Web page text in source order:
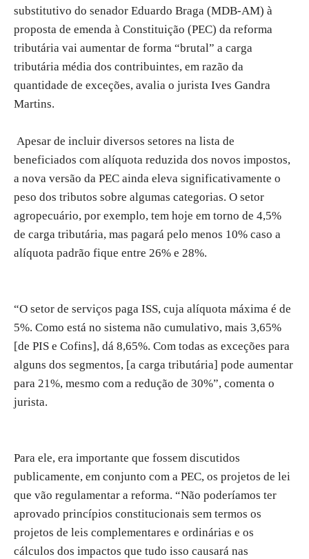
substitutivo do senador Eduardo Braga (MDB-AM) à
proposta de emenda à Constituição (PEC) da reforma
tributária vai aumentar de forma “brutal” a carga
tributária média dos contribuintes, em razão da
quantidade de exceções, avalia o jurista Ives Gandra
Martins.
Apesar de incluir diversos setores na lista de
beneficiados com alíquota reduzida dos novos impostos,
a nova versão da PEC ainda eleva significativamente o
peso dos tributos sobre algumas categorias. O setor
agropecuário, por exemplo, tem hoje em torno de 4,5%
de carga tributária, mas pagará pelo menos 10% caso a
alíquota padrão fique entre 26% e 28%.
“O setor de serviços paga ISS, cuja alíquota máxima é de
5%. Como está no sistema não cumulativo, mais 3,65%
[de PIS e Cofins], dá 8,65%. Com todas as exceções para
alguns dos segmentos, [a carga tributária] pode aumentar
para 21%, mesmo com a redução de 30%”, comenta o
jurista.
Para ele, era importante que fossem discutidos
publicamente, em conjunto com a PEC, os projetos de lei
que vão regulamentar a reforma. “Não poderíamos ter
aprovado princípios constitucionais sem termos os
projetos de leis complementares e ordinárias e os
cálculos dos impactos que tudo isso causará nas